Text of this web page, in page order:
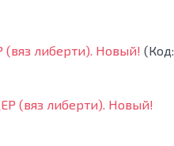
либерти). Новый! (Код: